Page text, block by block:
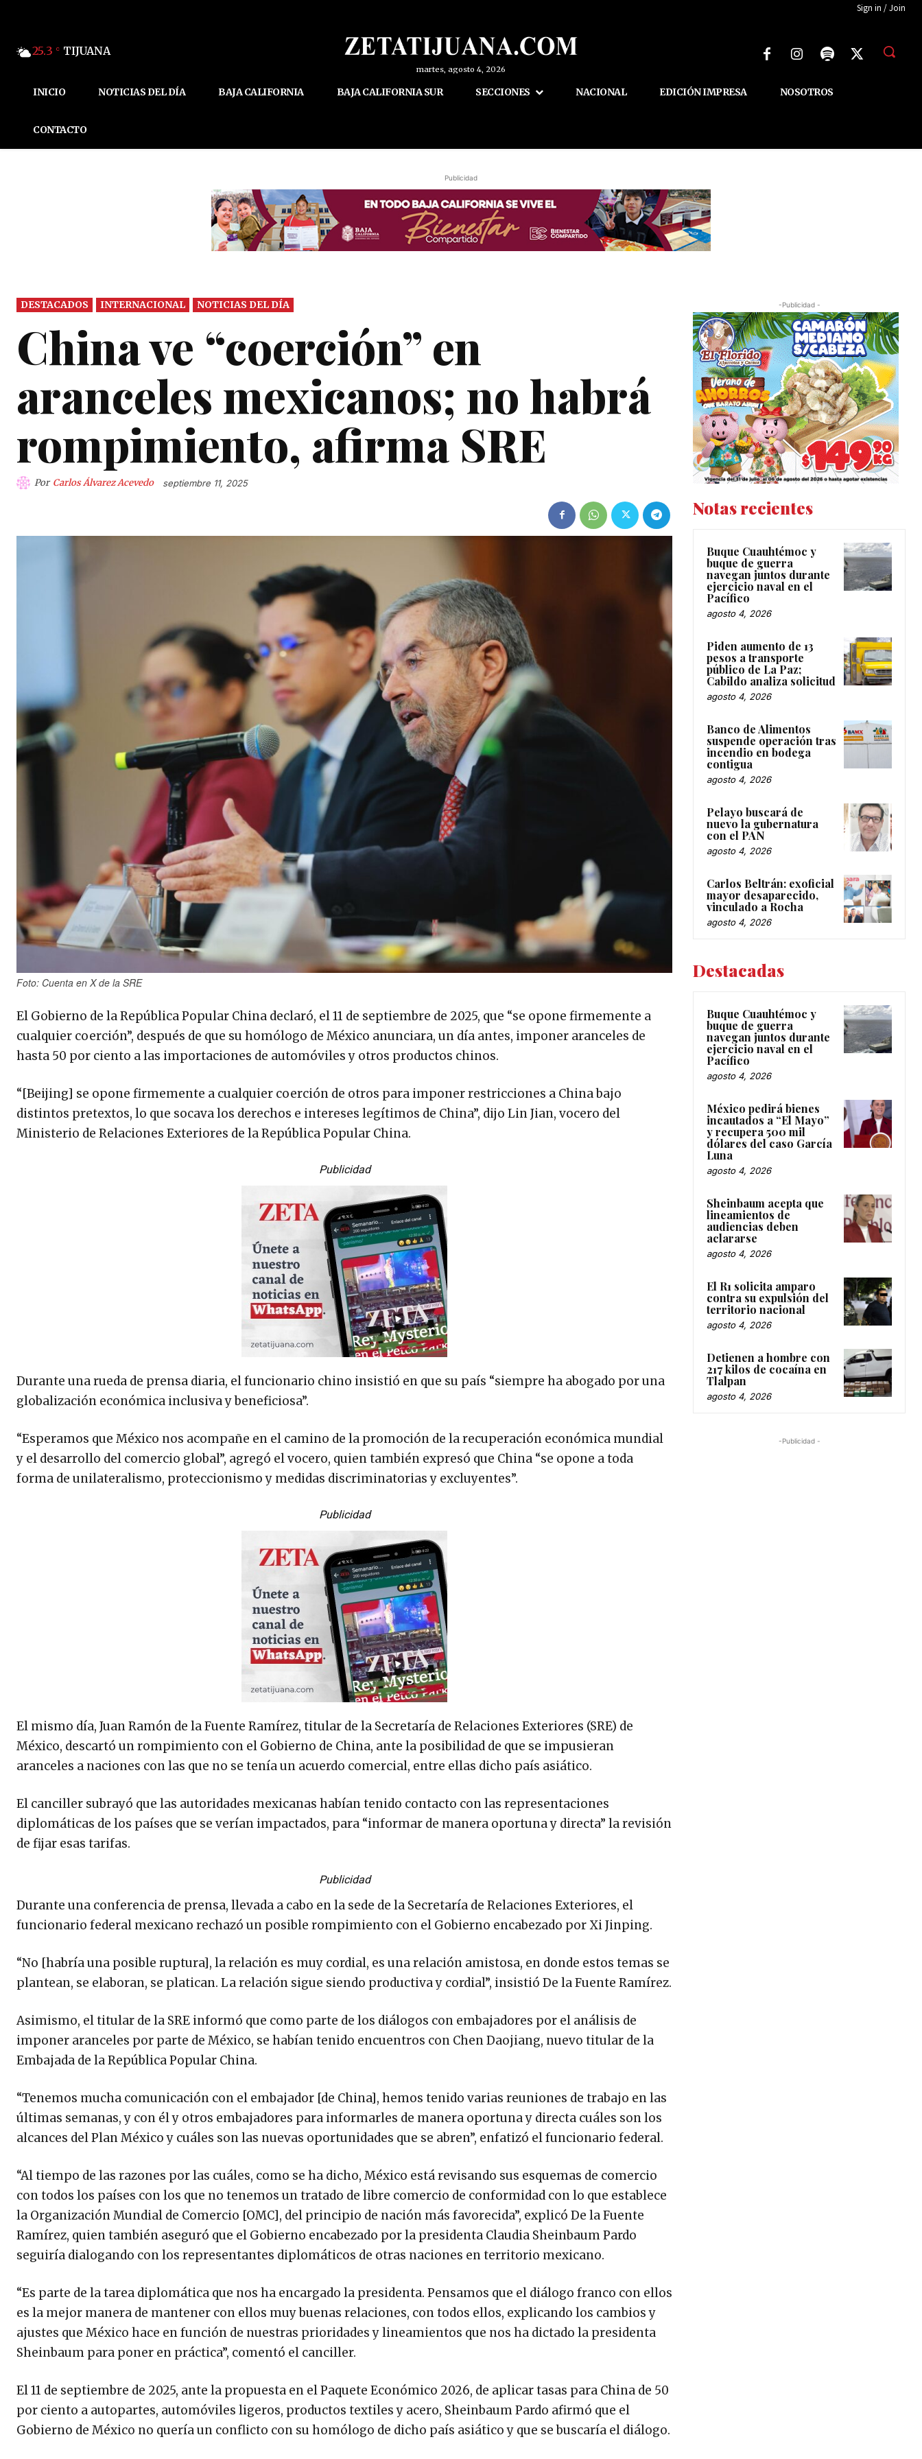
Sign in / Join
25.3 C TIJUANA
martes, agosto 4, 2026
INICIO NOTICIAS DEL DÍA BAJA CALIFORNIA BAJA CALIFORNIA SUR SECCIONES NACIONAL EDICIÓN IMPRESA NOSOTROS
CONTACTO
Publicidad
DESTACADOS INTERNACIONAL NOTICIAS DEL DÍA
China ve “coerción” en
aranceles mexicanos; no habrá
rompimiento, afirma SRE
Por Carlos Álvarez Acevedo septiembre 11, 2025
Foto: Cuenta en X de la SRE
El Gobierno de la República Popular China declaró, el 11 de septiembre de 2025, que “se opone firmemente a
cualquier coerción”, después de que su homólogo de México anunciara, un día antes, imponer aranceles de
hasta 50 por ciento a las importaciones de automóviles y otros productos chinos.
“[Beijing] se opone firmemente a cualquier coerción de otros para imponer restricciones a China bajo
distintos pretextos, lo que socava los derechos e intereses legítimos de China”, dijo Lin Jian, vocero del
Ministerio de Relaciones Exteriores de la República Popular China.
Publicidad
Durante una rueda de prensa diaria, el funcionario chino insistió en que su país “siempre ha abogado por una
globalización económica inclusiva y beneficiosa”.
“Esperamos que México nos acompañe en el camino de la promoción de la recuperación económica mundial
y el desarrollo del comercio global”, agregó el vocero, quien también expresó que China “se opone a toda
forma de unilateralismo, proteccionismo y medidas discriminatorias y excluyentes”.
Publicidad
El mismo día, Juan Ramón de la Fuente Ramírez, titular de la Secretaría de Relaciones Exteriores (SRE) de
México, descartó un rompimiento con el Gobierno de China, ante la posibilidad de que se impusieran
aranceles a naciones con las que no se tenía un acuerdo comercial, entre ellas dicho país asiático.
El canciller subrayó que las autoridades mexicanas habían tenido contacto con las representaciones
diplomáticas de los países que se verían impactados, para “informar de manera oportuna y directa” la revisión
de fijar esas tarifas.
Publicidad
Durante una conferencia de prensa, llevada a cabo en la sede de la Secretaría de Relaciones Exteriores, el
funcionario federal mexicano rechazó un posible rompimiento con el Gobierno encabezado por Xi Jinping.
“No [habría una posible ruptura], la relación es muy cordial, es una relación amistosa, en donde estos temas se
plantean, se elaboran, se platican. La relación sigue siendo productiva y cordial”, insistió De la Fuente Ramírez.
Asimismo, el titular de la SRE informó que como parte de los diálogos con embajadores por el análisis de
imponer aranceles por parte de México, se habían tenido encuentros con Chen Daojiang, nuevo titular de la
Embajada de la República Popular China.
“Tenemos mucha comunicación con el embajador [de China], hemos tenido varias reuniones de trabajo en las
últimas semanas, y con él y otros embajadores para informarles de manera oportuna y directa cuáles son los
alcances del Plan México y cuáles son las nuevas oportunidades que se abren”, enfatizó el funcionario federal.
“Al tiempo de las razones por las cuáles, como se ha dicho, México está revisando sus esquemas de comercio
con todos los países con los que no tenemos un tratado de libre comercio de conformidad con lo que establece
la Organización Mundial de Comercio [OMC], del principio de nación más favorecida”, explicó De la Fuente
Ramírez, quien también aseguró que el Gobierno encabezado por la presidenta Claudia Sheinbaum Pardo
seguiría dialogando con los representantes diplomáticos de otras naciones en territorio mexicano.
“Es parte de la tarea diplomática que nos ha encargado la presidenta. Pensamos que el diálogo franco con ellos
es la mejor manera de mantener con ellos muy buenas relaciones, con todos ellos, explicando los cambios y
ajustes que México hace en función de nuestras prioridades y lineamientos que nos ha dictado la presidenta
Sheinbaum para poner en práctica”, comentó el canciller.
El 11 de septiembre de 2025, ante la propuesta en el Paquete Económico 2026, de aplicar tasas para China de 50
por ciento a autopartes, automóviles ligeros, productos textiles y acero, Sheinbaum Pardo afirmó que el
Gobierno de México no quería un conflicto con su homólogo de dicho país asiático y que se buscaría el diálogo.
-Publicidad -
Notas recientes
Buque Cuauhtémoc y
buque de guerra
navegan juntos durante
ejercicio naval en el
Pacífico
agosto 4, 2026
Piden aumento de 13
pesos a transporte
público de La Paz;
Cabildo analiza solicitud
agosto 4, 2026
Banco de Alimentos
suspende operación tras
incendio en bodega
contigua
agosto 4, 2026
Pelayo buscará de
nuevo la gubernatura
con el PAN
agosto 4, 2026
Carlos Beltrán: exoficial
mayor desaparecido,
vinculado a Rocha
agosto 4, 2026
Destacadas
Buque Cuauhtémoc y
buque de guerra
navegan juntos durante
ejercicio naval en el
Pacífico
agosto 4, 2026
México pedirá bienes
incautados a “El Mayo”
y recupera 500 mil
dólares del caso García
Luna
agosto 4, 2026
Sheinbaum acepta que
lineamientos de
audiencias deben
aclararse
agosto 4, 2026
El R1 solicita amparo
contra su expulsión del
territorio nacional
agosto 4, 2026
Detienen a hombre con
217 kilos de cocaína en
Tlalpan
agosto 4, 2026
-Publicidad -